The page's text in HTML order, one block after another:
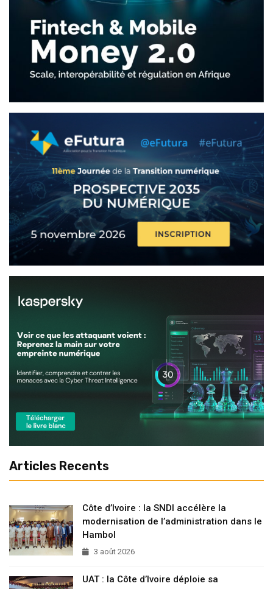
Articles Recents
Côte d’Ivoire : la SNDI accélère la
modernisation de l’administration dans le
Hambol
3 août 2026
UAT : la Côte d’Ivoire déploie sa